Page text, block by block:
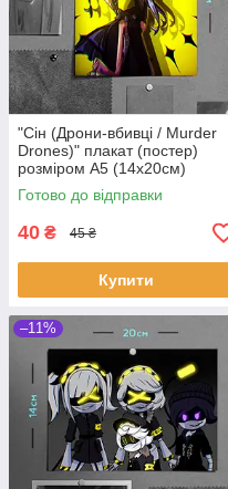
"Сін (Дрони-вбивці / Murder
Drones)" плакат (постер)
розміром А5 (14х20см)
Готово до відправки
40 ₴ 45 ₴
Купити
–11%